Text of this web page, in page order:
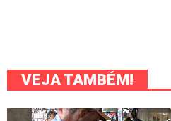
VEJA TAMBÉM!